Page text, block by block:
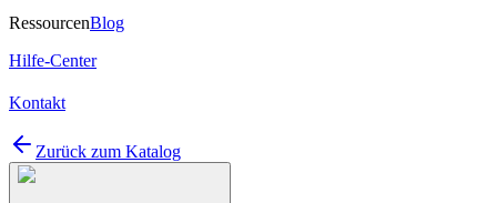
RessourcenBlog
Hilfe-Center
Kontakt
Zurück zum Katalog